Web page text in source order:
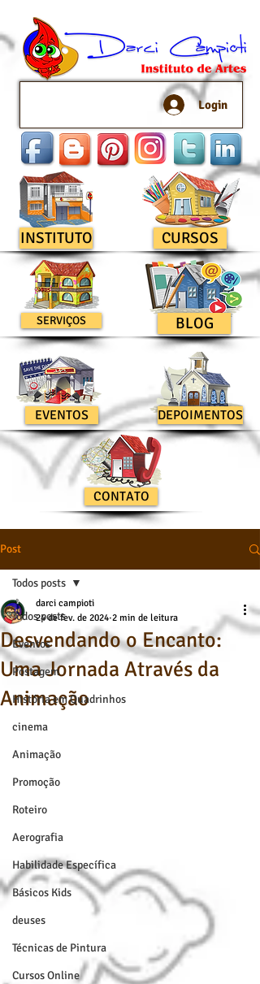
Login
INSTITUTO
SERVIÇOS
EVENTOS
CURSOS
BLOG
DEPOIMENTOS
CONTATO
Post
Todos posts
Eventos
Postagem
História em Quadrinhos
cinema
Animação
Promoção
Roteiro
Aerografia
Habilidade Específica
Básicos Kids
deuses
Técnicas de Pintura
Cursos Online
Todos posts
Desvendando o Encanto:
Uma Jornada Através da
Animação
darci campioti
24 de fev. de 2024 2 min de leitura